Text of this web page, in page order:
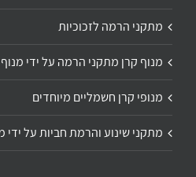
מתקני הרמה לזכוכיות
מנוף קרן מתקני הרמה על ידי מנוף
מנופי קרן חשמליים מיוחדים
מתקני שינוע והרמת חביות על ידי